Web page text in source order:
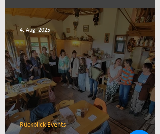
Unternehmerinnen im Allgäu
Rückblick Events
4. Aug. 2025